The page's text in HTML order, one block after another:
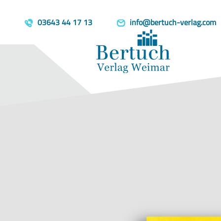
03643 44 17 13 info@bertuch-verlag.com
template=book, parent=/produkte/, include=hidden,